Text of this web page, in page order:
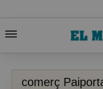
comerç